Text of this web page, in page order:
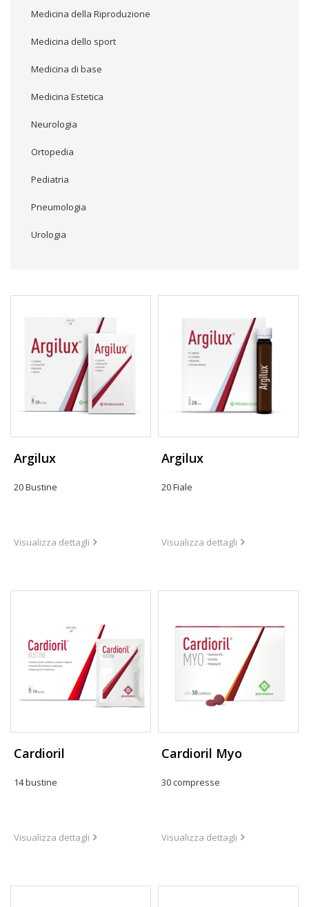
Medicina della Riproduzione
Medicina dello sport
Medicina di base
Medicina Estetica
Neurologia
Ortopedia
Pediatria
Pneumologia
Urologia
Argilux
20 Bustine
Visualizza dettagli
Argilux
20 Fiale
Visualizza dettagli
Cardioril
14 bustine
Visualizza dettagli
Cardioril Myo
30 compresse
Visualizza dettagli